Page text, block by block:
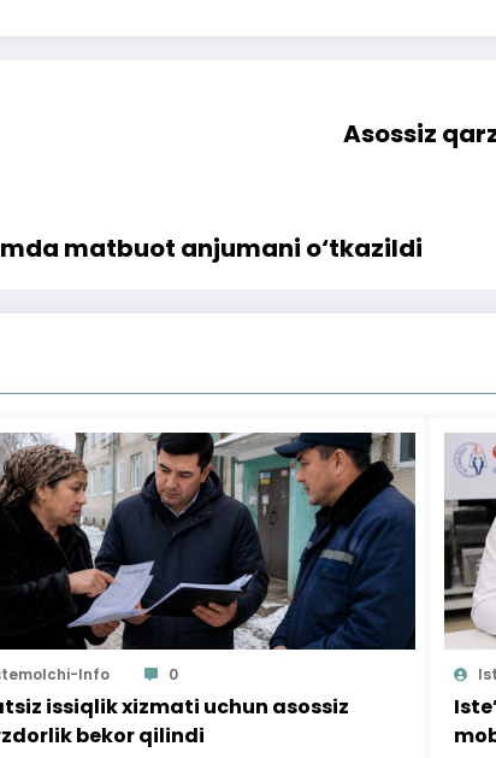
Asossiz
matbuot anjumani o‘tkazildi
Info 0
issiqlik xizmati uchun asossiz
bekor qilindi